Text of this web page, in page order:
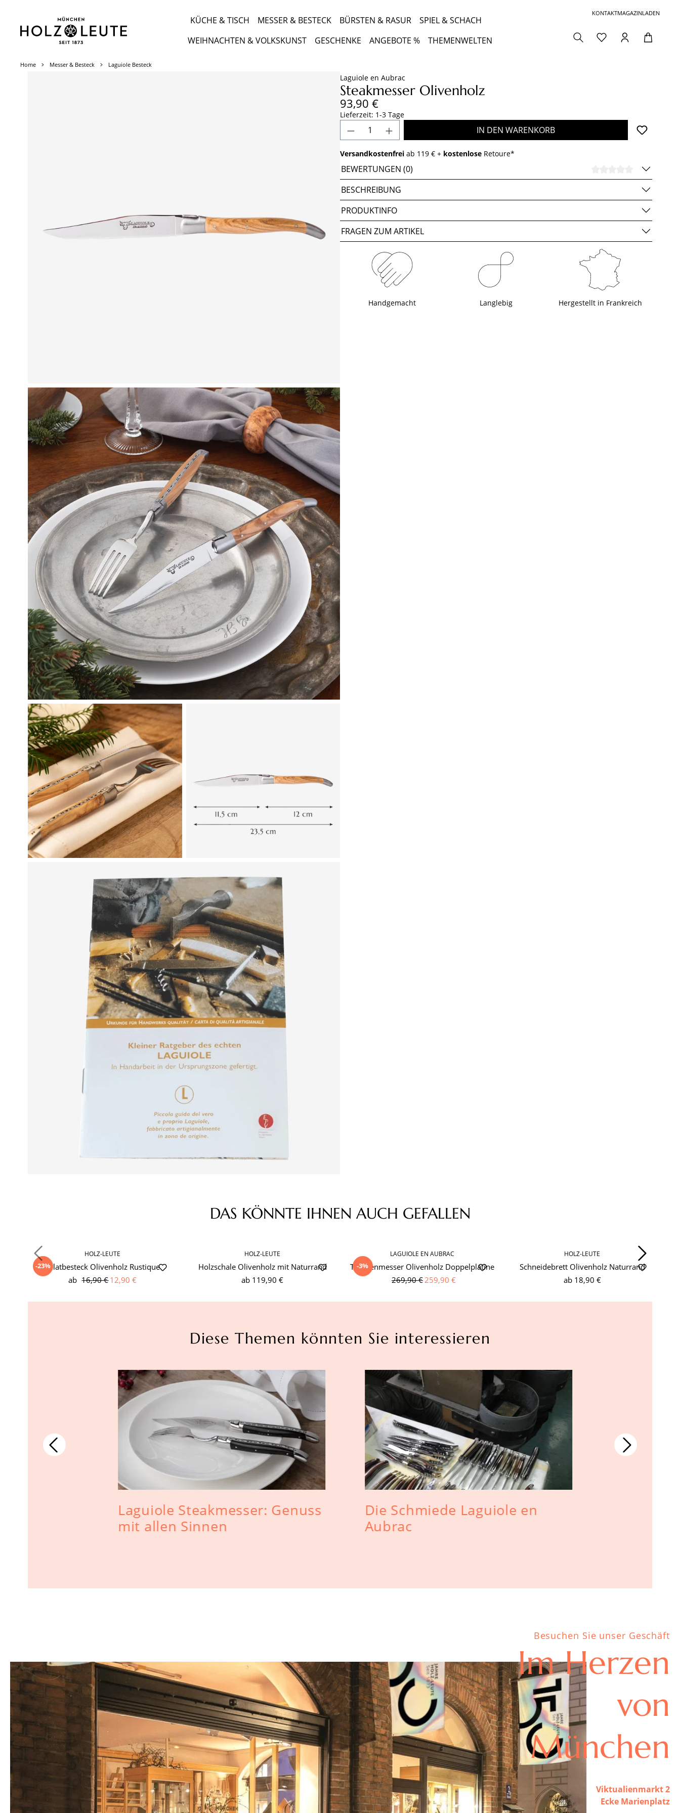
KONTAKTMAGAZINLADEN
KÜCHE & TISCH MESSER & BESTECK BÜRSTEN & RASUR
SPIEL & SCHACH
WEIHNACHTEN & VOLKSKUNST
GESCHENKE ANGEBOTE % THEMENWELTEN
Home Messer & Besteck Laguiole Besteck
Laguiole en Aubrac
Steakmesser Olivenholz
Regulärer Preis:
93,90 €
Lieferzeit: 1-3 Tage
Produkt Anzahl: Gib den gewünschten Wert ein oder benutze
IN DEN WARENKORB
Versandkostenfrei ab 119 € + kostenlose Retoure*
BEWERTUNGEN (0)
BESCHREIBUNG
PRODUKTINFO
FRAGEN ZUM ARTIKEL
Handgemacht Langlebig Hergestellt in Frankreich
DAS KÖNNTE IHNEN AUCH GEFALLEN
-23%
HOLZ-LEUTE
Salatbesteck Olivenholz Rustique
ab 16,90 €12,90 €
HOLZ-LEUTE
Holzschale Olivenholz mit Naturrand
ab 119,90 €
-3%
LAGUIOLE EN AUBRAC
Taschenmesser Olivenholz Doppelplatine
269,90 € 259,90 €
HOLZ-LEUTE
Schneidebrett Olivenholz Naturrand
ab 18,90 €
Diese Themen könnten Sie interessieren
Laguiole Steakmesser: Genuss
mit allen Sinnen
Die Schmiede Laguiole en
Aubrac
Besuchen Sie unser Geschäft
Im Herzen
von
München
Viktualienmarkt 2
Ecke Marienplatz